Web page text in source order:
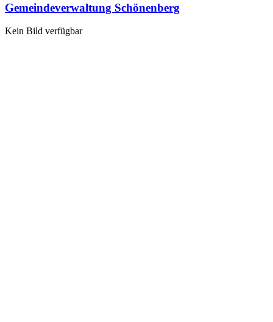
Gemeindeverwaltung Schönenberg
Kein Bild verfügbar